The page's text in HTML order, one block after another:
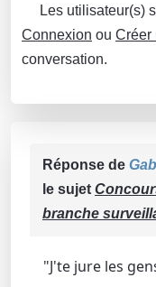
Les utilisateur(s)
Connexion ou Créer
conversation.
Réponse de
le sujet
branche
"J'te jure les